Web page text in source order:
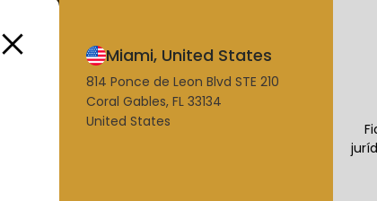
Miami, United States
814 Ponce de Leon Blvd STE 210
Coral Gables, FL 33134
United States